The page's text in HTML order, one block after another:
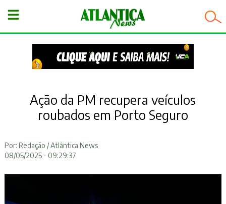
−
Ação da PM recupera veículos
roubados em Porto Seguro
Por: Redação / Atlântica News
08/05/2025 - 09:29:37